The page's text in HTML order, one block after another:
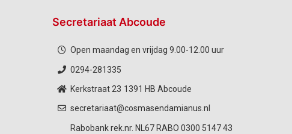
Secretariaat Abcoude
Open maandag en vrijdag 9.00-12.00 uur
0294-281335
Kerkstraat 23 1391 HB Abcoude
secretariaat@cosmasendamianus.nl
Rabobank rek.nr. NL67 RABO 0300 5147 43